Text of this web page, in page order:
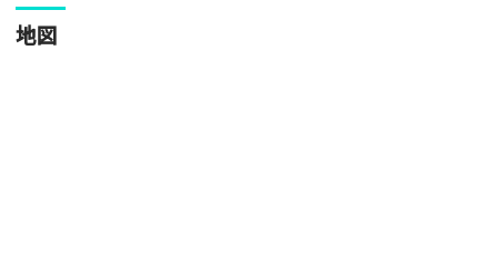
[text photo1alt placeholder "写真の解説※任意]
地図